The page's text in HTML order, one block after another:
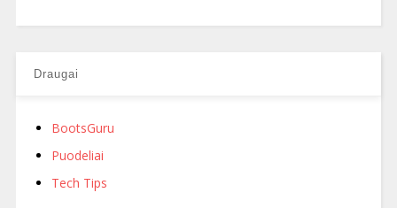
Draugai
BootsGuru
Puodeliai
Tech Tips